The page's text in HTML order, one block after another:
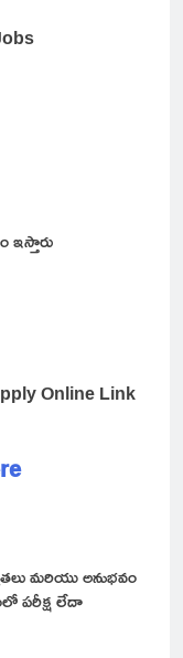
Online Link
మరియు అనుభవం
పరీక్ష లేదా